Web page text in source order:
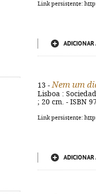
Link persistente:
ADICIONAR
13 - Nem um
Lisboa :
; 20 cm. - ISBN
Link persistente:
ADICIONAR